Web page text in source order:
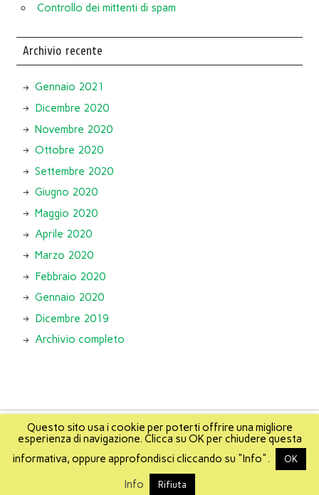
Controllo dei mittenti di spam
Archivio recente
Gennaio 2021
Dicembre 2020
Novembre 2020
Ottobre 2020
Settembre 2020
Giugno 2020
Maggio 2020
Aprile 2020
Marzo 2020
Febbraio 2020
Gennaio 2020
Dicembre 2019
Archivio completo
About Info About Mikis Mappa del sito
MikiseWebAlterations
Questo sito usa i cookie per poterti offrire una migliore
esperienza di navigazione. Clicca su OK per chiudere questa
informativa, oppure approfondisci cliccando su "Info".
OK
Info Rifiuta